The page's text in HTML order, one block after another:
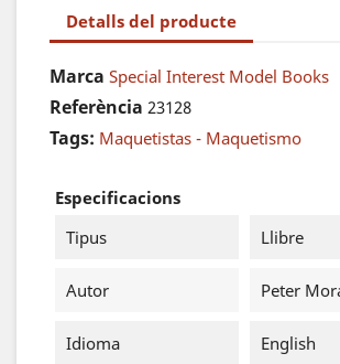
Detalls del producte
Marca Special Interest Model Books
Referència 23128
Tags: Maquetistas - Maquetismo
Especificacions
Tipus
Llibre
Autor Peter
Idioma English